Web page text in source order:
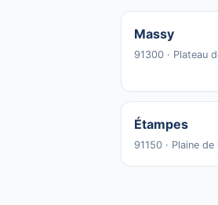
Massy
91300 · Plateau
Étampes
91150 · Plaine